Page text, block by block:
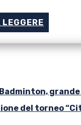
Badminton,
del torneo